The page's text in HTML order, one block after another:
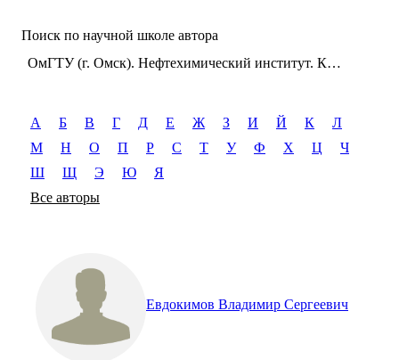
Поиск по научной школе автора
ОмГТУ (г. Омск). Нефтехимический институт. Кафедра холодильной и компрессорной техники и технологии
А Б В Г Д Е Ж З И Й К
Л
М
Н О П Р С Т У Ф Х Ц
Ч
Ш
Щ Э Ю
Я
Все авторы
Евдокимов Владимир Сергеевич